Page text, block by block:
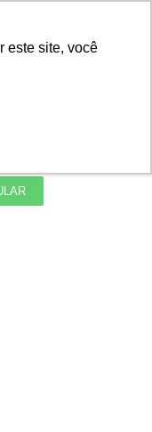
este site, você